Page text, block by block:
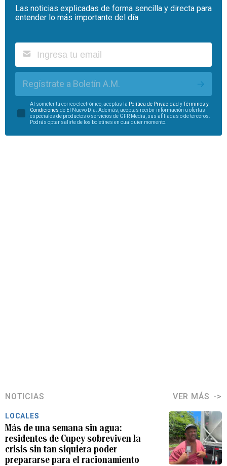
Las noticias explicadas de forma sencilla y directa para
entender lo más importante del día.
Regístrate a Boletín A.M.
Al someter tu correo electrónico, aceptas la Política de Privacidad yTérminos y
Condiciones de El Nuevo Día. Además, aceptas recibir información u ofertas
especiales de productos o servicios de GFR Media, sus afiliadas o de terceros.
Podrás optar salirte de los boletines en cualquier momento.
NOTICIAS VER MÁS
LOCALES
Más de una semana sin agua:
residentes de Cupey sobreviven la
crisis sin tan siquiera poder
prepararse para el racionamiento